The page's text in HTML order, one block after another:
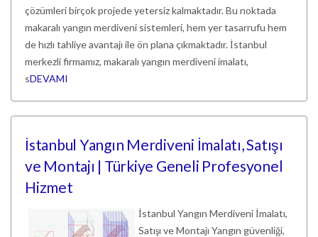
çözümleri birçok projede yetersiz kalmaktadır. Bu noktada
makaralı yangın merdiveni sistemleri, hem yer tasarrufu hem
de hızlı tahliye avantajı ile ön plana çıkmaktadır. İstanbul
merkezli firmamız, makaralı yangın merdiveni imalatı,
sDEVAMI
İstanbul Yangın Merdiveni İmalatı, Satışı
ve Montajı | Türkiye Geneli Profesyonel
Hizmet
İstanbul Yangın Merdiveni İmalatı,
Satışı ve Montajı Yangın güvenliği,